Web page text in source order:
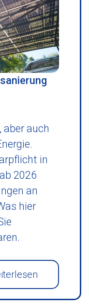
aber auch
in
2026
an
hier